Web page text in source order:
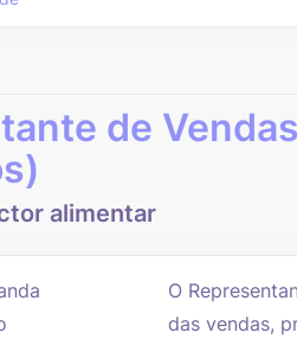
de
alimentar
O
das vendas,